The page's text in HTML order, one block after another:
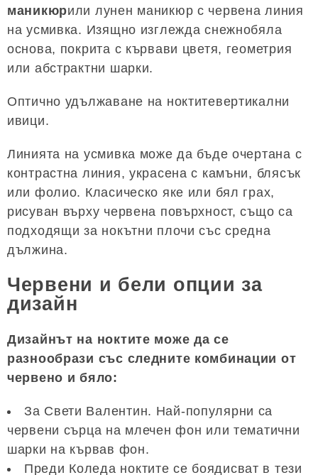
маникюрили лунен маникюр с червена линия
на усмивка. Изящно изглежда снежнобяла
основа, покрита с кървави цветя, геометрия
или абстрактни шарки.
Оптично удължаване на ноктитевертикални
ивици.
Линията на усмивка може да бъде очертана с
контрастна линия, украсена с камъни, блясък
или фолио. Класическо яке или бял грах,
рисуван върху червена повърхност, също са
подходящи за нокътни плочи със средна
дължина.
Червени и бели опции за
дизайн
Дизайнът на ноктите може да се
разнообрази със следните комбинации от
червено и бяло:
За Свети Валентин. Най-популярни са
червени сърца на млечен фон или тематични
шарки на кървав фон.
Преди Коледа ноктите се боядисват в тези